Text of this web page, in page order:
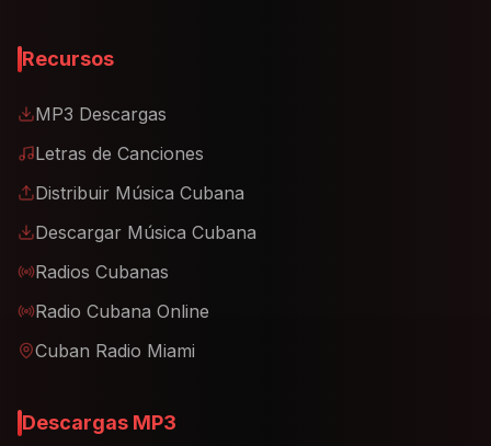
Recursos
MP3 Descargas
Letras de Canciones
Distribuir Música Cubana
Descargar Música Cubana
Radios Cubanas
Radio Cubana Online
Cuban Radio Miami
Descargas MP3